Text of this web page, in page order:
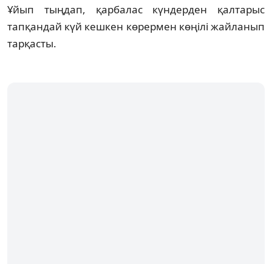
Ұйып тыңдап, қарбалас күндерден қалтарыс
тапқандай күй кешкен көрермен көңілі жайланып
тарқасты.